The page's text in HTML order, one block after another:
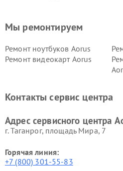
Мы ремонтируем
Ремонт ноутбуков Aorus
Ремонт видеокарт Aorus
Контакты сервис центра
Адрес сервисного центра
г. Таганрог, площадь Мира, 7
Горячая линия:
+7 (800) 301-55-83